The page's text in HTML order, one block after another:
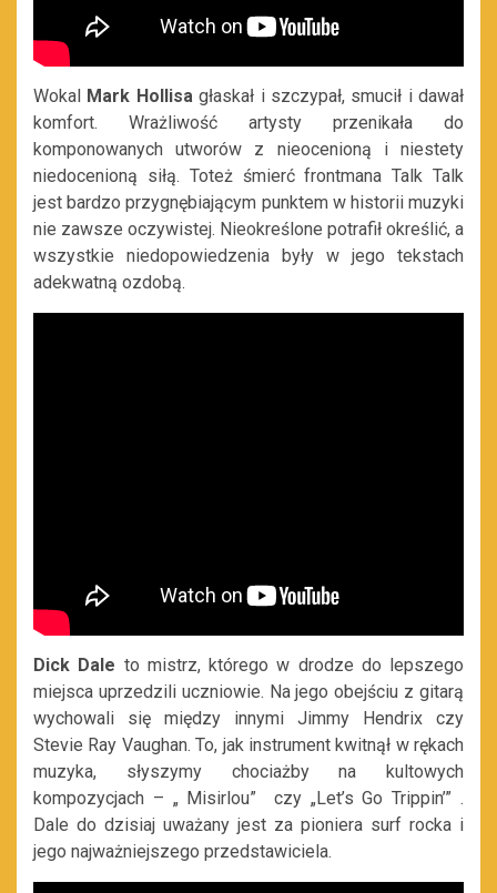
Wokal Mark Hollisagłaskał i szczypał, smucił i dawał
komfort. Wrażliwość artysty przenikała do
komponowanych utworów z nieocenioną i niestety
niedocenioną siłą. Toteż śmierć frontmana Talk Talk
jest bardzo przygnębiającym punktem w historii muzyki
nie zawsze oczywistej. Nieokreślone potrafił określić, a
wszystkie niedopowiedzenia były w jego tekstach
adekwatną ozdobą.
Dick Dale to mistrz, którego w drodze do lepszego
miejsca uprzedzili uczniowie. Na jego obejściu z gitarą
wychowali się między innymi Jimmy Hendrix czy
Stevie Ray Vaughan. To, jak instrument kwitnął w rękach
muzyka, słyszymy chociażby na kultowych
kompozycjach – „ Misirlou” czy „Let’s Go Trippin’” .
Dale do dzisiaj uważany jest za pioniera surf rocka i
jego najważniejszego przedstawiciela.